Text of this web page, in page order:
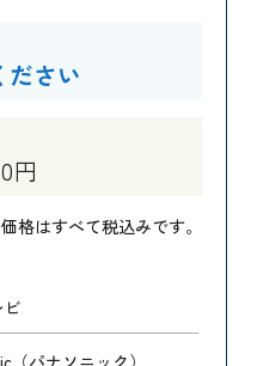
ださい
円
格はすべて税込みです。
ビ
（パナソニック）